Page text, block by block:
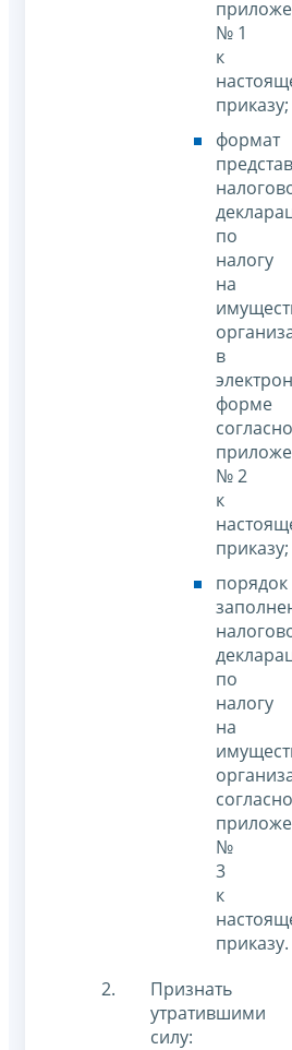
№ 1
к
приказу;
формат
по
налогу
на
в
форме
согласно
№ 2
к
приказу;
порядок
по
налогу
на
согласно
№
3
к
приказу.
Признать
утратившими
силу: